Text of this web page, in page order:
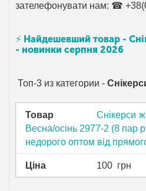
зателефонувати нам: ☎
⚡ Найдешевший товар -
- новинки серпня 2026
Топ-3 из категории -
Товар
Снікерси
Весна/осінь 2977-2 (8 пар
недорого оптом від
Ціна 100 грн